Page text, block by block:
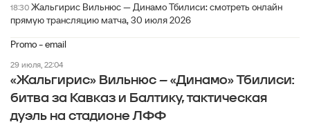
18:30 Жальгирис Вильнюс — Динамо Тбилиси: смотреть онлайн
прямую трансляцию матча, 30 июля 2026
Promo - email
29 июля, 22:04
«Жальгирис» Вильнюс – «Динамо» Тбилиси:
битва за Кавказ и Балтику, тактическая
дуэль на стадионе ЛФФ